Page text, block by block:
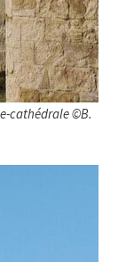
cathédrale ©B.